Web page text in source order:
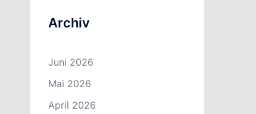
Archiv
Juni 2026
Mai 2026
April 2026